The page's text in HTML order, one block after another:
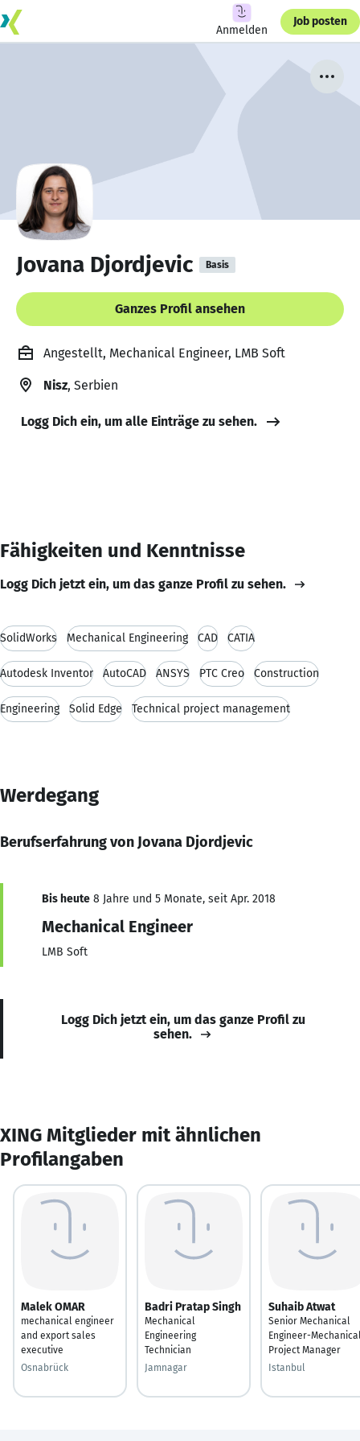
Anmelden
Job posten
Jovana Djordjevic Basis
Ganzes Profil ansehen
Angestellt, Mechanical Engineer, LMB Soft
Nisz, Serbien
Logg Dich ein, um alle Einträge zu sehen.
Fähigkeiten und Kenntnisse
Logg Dich jetzt ein, um das ganze Profil zu sehen.
SolidWorks Mechanical Engineering CAD CATIA
Autodesk Inventor AutoCAD ANSYS PTC Creo Construction
Engineering Solid Edge Technical project management
Werdegang
Berufserfahrung von Jovana Djordjevic
Bis heute 8 Jahre und 5 Monate, seit Apr. 2018
Mechanical Engineer
LMB Soft
Logg Dich jetzt ein, um das ganze Profil zu
sehen.
XING Mitglieder mit ähnlichen
Profilangaben
Malek OMAR
mechanical engineer
and export sales
executive
Osnabrück
Badri Pratap Singh
Mechanical
Engineering
Technician
Jamnagar
Suhaib Atwat
Senior Mechanical
Engineer-
Project Manager
Istanbul